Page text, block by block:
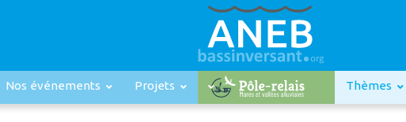
Nos événements Projets Thèmes